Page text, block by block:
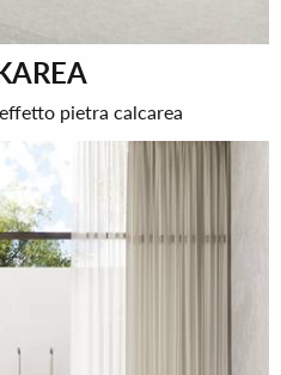
pietra calcarea